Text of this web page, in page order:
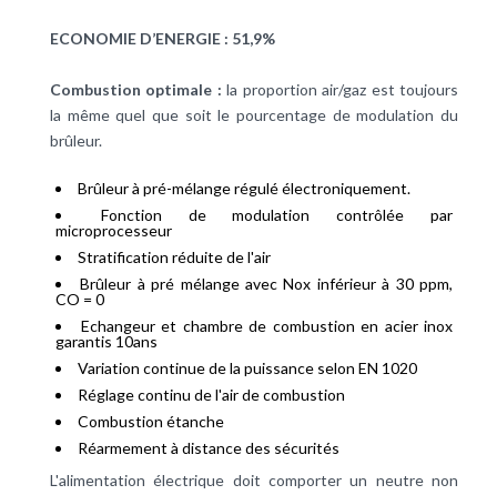
ECONOMIE D’ENERGIE : 51,9%
Combustion optimale : la proportion air/gaz est toujours
la même quel que soit le pourcentage de modulation du
brûleur.
Brûleur à pré-mélange régulé électroniquement.
Fonction de modulation contrôlée par
microprocesseur
Stratification réduite de l'air
Brûleur à pré mélange avec Nox inférieur à 30 ppm,
CO = 0
Echangeur et chambre de combustion en acier inox
garantis 10ans
Variation continue de la puissance selon EN 1020
Réglage continu de l'air de combustion
Combustion étanche
Réarmement à distance des sécurités
L'alimentation électrique doit comporter un neutre non